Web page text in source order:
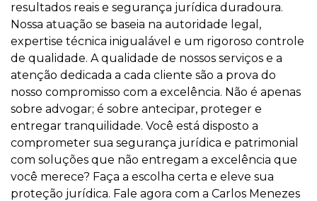
resultados reais e segurança jurídica duradoura.
Nossa atuação se baseia na autoridade legal,
expertise técnica inigualável e um rigoroso controle
de qualidade. A qualidade de nossos serviços e a
atenção dedicada a cada cliente são a prova do
nosso compromisso com a excelência. Não é apenas
sobre advogar; é sobre antecipar, proteger e
entregar tranquilidade. Você está disposto a
comprometer sua segurança jurídica e patrimonial
com soluções que não entregam a excelência que
você merece? Faça a escolha certa e eleve sua
proteção jurídica. Fale agora com a Carlos Menezes